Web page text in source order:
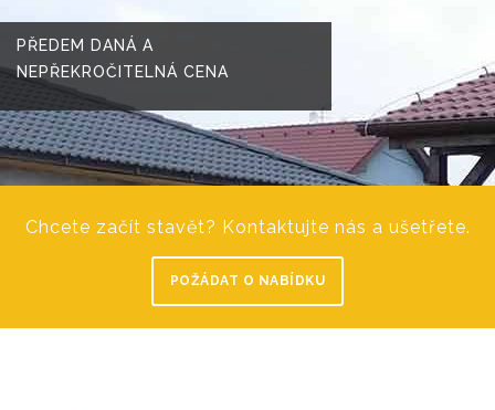
PŘEDEM DANÁ A
NEPŘEKROČITELNÁ CENA
Chcete začít stavět? Kontaktujte nás a ušetřete.
POŽÁDAT O NABÍDKU